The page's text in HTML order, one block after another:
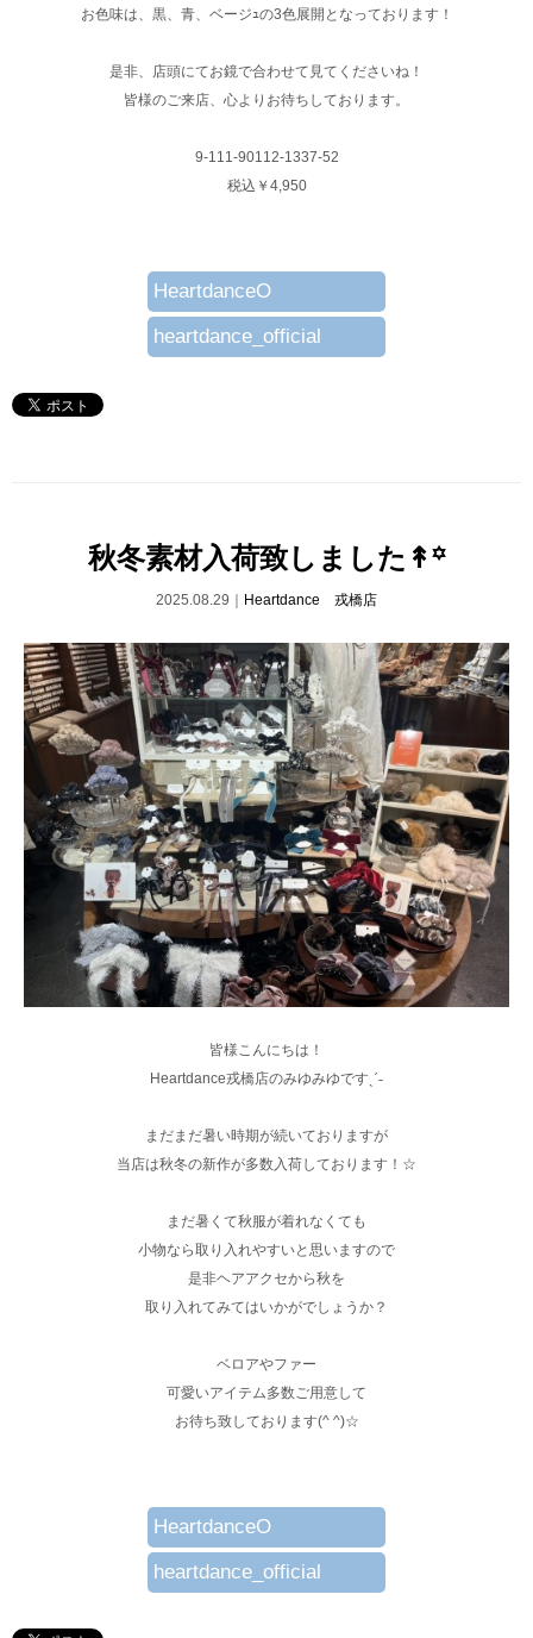
お色味は、黒、青、ベージｭの3色展開となっております！
是非、店頭にてお鏡で合わせて見てくださいね！
皆様のご来店、心よりお待ちしております。
9-111-90112-1337-52
税込￥4,950
HeartdanceO
heartdance_official
秋冬素材入荷致しました↟꙳
2025.08.29｜ Heartdance 戎橋店
皆様こんにちは！
Heartdance戎橋店のみゆみゆですˎˊ˗
まだまだ暑い時期が続いておりますが
当店は秋冬の新作が多数入荷しております！☆
まだ暑くて秋服が着れなくても
小物なら取り入れやすいと思いますので
是非ヘアアクセから秋を
取り入れてみてはいかがでしょうか？
ベロアやファー
可愛いアイテム多数ご用意して
お待ち致しております(^ ^)☆
HeartdanceO
heartdance_official